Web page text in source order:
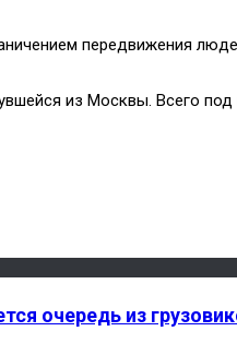
передвижения
из Москвы. Всего
очередь из